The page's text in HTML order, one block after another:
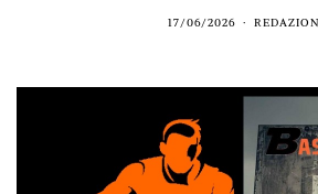
17/06/2026